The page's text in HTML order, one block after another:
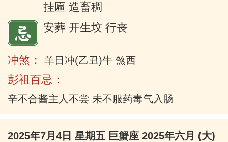
挂匾 造畜稠
安葬 开生坟 行丧
冲煞： 羊日冲(乙丑)牛 煞西
彭祖百忌：
辛不合酱主人不尝 未不服药毒气入肠
2025年7月4日 星期五 巨蟹座 2025年六月 (大)